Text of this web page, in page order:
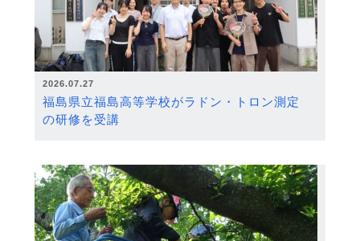
2026.07.27
福島県立福島高等学校がラドン・トロン測定
の研修を受講